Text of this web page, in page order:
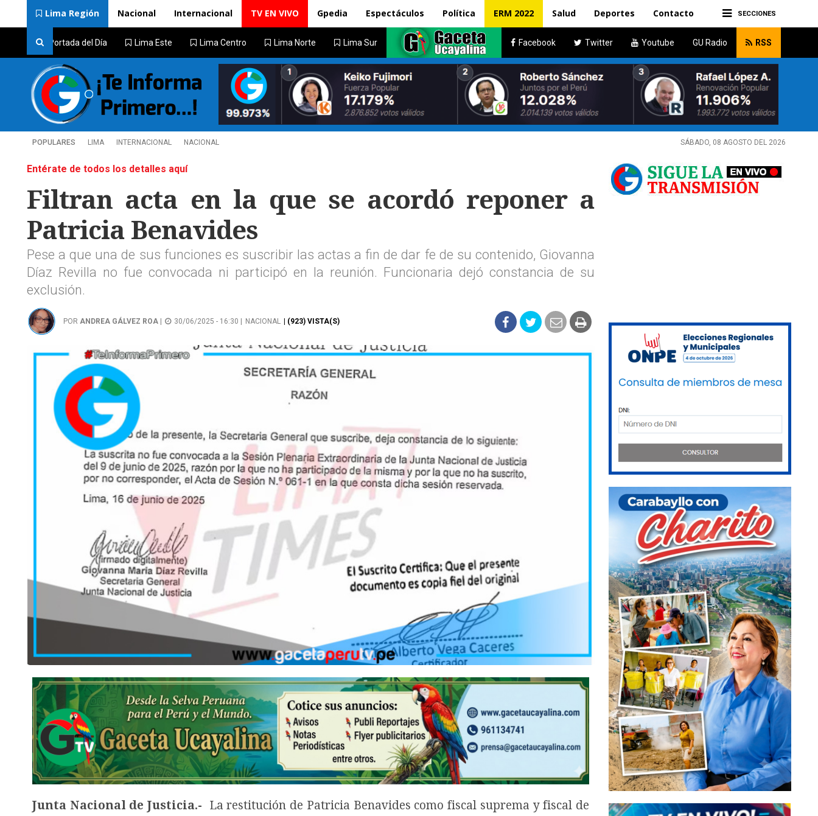
SECCIONES
Lima Región Nacional Internacional TV EN VIVO Gpedia Espectáculos Política ERM 2022 Salud Deportes Contacto
Portada del Día Lima Este Lima Centro Lima Norte Lima Sur Facebook Twitter Youtube GU Radio RSS
POPULARES LIMA INTERNACIONAL NACIONAL SÁBADO, 08 AGOSTO DEL 2026
Entérate de todos los detalles aquí
Filtran acta en la que se acordó reponer a
Patricia Benavides
Pese a que una de sus funciones es suscribir las actas a fin de dar fe de su contenido, Giovanna
Díaz Revilla no fue convocada ni participó en la reunión. Funcionaria dejó constancia de su
exclusión.
POR ANDREA GÁLVEZ ROA 30/06/2025 - 16:30 | NACIONAL | (923) VISTA(S)
Junta Nacional de Justicia.-
La restitución de Patricia Benavides como fiscal suprema y fiscal de